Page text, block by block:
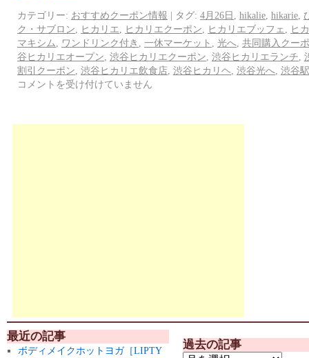
カテゴリー: おすすめクーポン情報 | タグ: 4月26日 hikalie hikarie
ク・サブロン
ヒカリエ ヒカリエクーポン ヒカリエブッフェ
ヒ
マキシム
ワンドリンク付き 一休マーケット 光へ 共同購入クー
谷ヒカリエオープン 渋谷ヒカリエクーポン 渋谷ヒカリエランチ
割引クーポン 渋谷ヒカリエ飲食店 渋谷ヒカリヘ 渋谷光へ 渋谷駅
コメントを受け付けていません
最近の記事
ボディメイクホットヨガ［LIPTY
過去の記事